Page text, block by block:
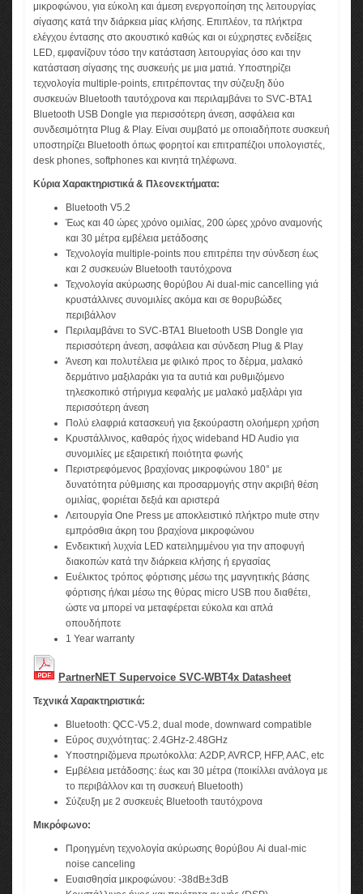
μικροφώνου, για εύκολη και άμεση ενεργοποίηση της λειτουργίας
σίγασης κατά την διάρκεια μίας κλήσης. Επιπλέον, τα πλήκτρα
ελέγχου έντασης στο ακουστικό καθώς και οι εύχρηστες ενδείξεις
LED, εμφανίζουν τόσο την κατάσταση λειτουργίας όσο και την
κατάσταση σίγασης της συσκευής με μια ματιά. Υποστηρίζει
τεχνολογία multiple-points, επιτρέποντας την σύζευξη δύο
συσκευών Bluetooth ταυτόχρονα και περιλαμβάνει το SVC-BTA1
Bluetooth USB Dongle για περισσότερη άνεση, ασφάλεια και
συνδεσιμότητα Plug & Play. Είναι συμβατό με οποιαδήποτε συσκευή
υποστηρίζει Bluetooth όπως φορητοί και επιτραπέζιοι υπολογιστές,
desk phones, softphones και κινητά τηλέφωνα.
Κύρια Χαρακτηριστικά & Πλεονεκτήματα:
Bluetooth V5.2
Έως και 40 ώρες χρόνο ομιλίας, 200 ώρες χρόνο αναμονής
και 30 μέτρα εμβέλεια μετάδοσης
Τεχνολογία multiple-points που επιτρέπει την σύνδεση έως
και 2 συσκευών Bluetooth ταυτόχρονα
Τεχνολογία ακύρωσης θορύβου Ai dual-mic cancelling γιά
κρυστάλλινες συνομιλίες ακόμα και σε θορυβώδες
περιβάλλον
Περιλαμβάνει το SVC-BTA1 Bluetooth USB Dongle για
περισσότερη άνεση, ασφάλεια και σύνδεση Plug & Play
Άνεση και πολυτέλεια με φιλικό προς το δέρμα, μαλακό
δερμάτινο μαξιλαράκι για τα αυτιά και ρυθμιζόμενο
τηλεσκοπικό στήριγμα κεφαλής με μαλακό μαξιλάρι για
περισσότερη άνεση
Πολύ ελαφριά κατασκευή για ξεκούραστη ολοήμερη χρήση
Κρυστάλλινος, καθαρός ήχος wideband HD Audio για
συνομιλίες με εξαιρετική ποιότητα φωνής
Περιστρεφόμενος βραχίονας μικροφώνου 180° με
δυνατότητα ρύθμισης και προσαρμογής στην ακριβή θέση
ομιλίας, φοριέται δεξιά και αριστερά
Λειτουργία One Press με αποκλειστικό πλήκτρο mute στην
εμπρόσθια άκρη του βραχίονα μικροφώνου
Ενδεικτική λυχνία LED κατειλημμένου για την αποφυγή
διακοπών κατά την διάρκεια κλήσης ή εργασίας
Ευέλικτος τρόπος φόρτισης μέσω της μαγνητικής βάσης
φόρτισης ή/και μέσω της θύρας micro USB που διαθέτει,
ώστε να μπορεί να μεταφέρεται εύκολα και απλά
οπουδήποτε
1 Year warranty
PartnerNET Supervoice SVC-WBT4x Datasheet
Τεχνικά Χαρακτηριστικά:
Bluetooth: QCC-V5.2, dual mode, downward compatible
Εύρος συχνότητας: 2.4GHz-2.48GHz
Υποστηριζόμενα πρωτόκολλα: A2DP, AVRCP, HFP, AAC, etc
Εμβέλεια μετάδοσης: έως και 30 μέτρα (ποικίλλει ανάλογα με
το περιβάλλον και τη συσκευή Bluetooth)
Σύζευξη με 2 συσκευές Bluetooth ταυτόχρονα
Μικρόφωνο:
Προηγμένη τεχνολογία ακύρωσης θορύβου Ai dual-mic
noise canceling
Ευαισθησία μικροφώνου: -38dB±3dB